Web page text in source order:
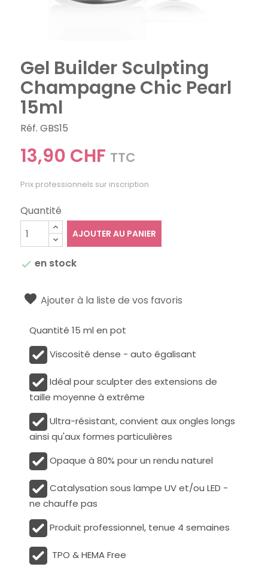
Gel Builder Sculpting
Champagne Chic Pearl
15ml
Réf. GBS15
13,90 CHF TTC
Prix professionnels sur inscription
Quantité
AJOUTER AU PANIER
 en stock
Ajouter à la liste de vos favoris
Quantité 15 ml en pot
Viscosité dense - auto égalisant
Idéal pour sculpter des extensions de
taille moyenne à extrême
Ultra-résistant, convient aux ongles longs
ainsi qu'aux formes particulières
Opaque à 80% pour un rendu naturel
Catalysation sous lampe UV et/ou LED -
ne chauffe pas
Produit professionnel, tenue 4 semaines
TPO & HEMA Free